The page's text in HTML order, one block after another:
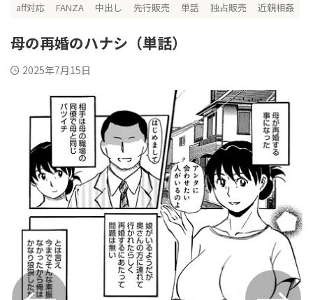
aff対応
FANZA 中出し 先行販売 単話 独占販売 近親相姦
母の再婚のハナシ（単話）
2025年7月15日